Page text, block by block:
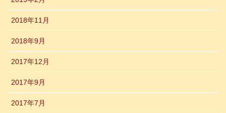
2018年11月
2018年9月
2017年12月
2017年9月
2017年7月